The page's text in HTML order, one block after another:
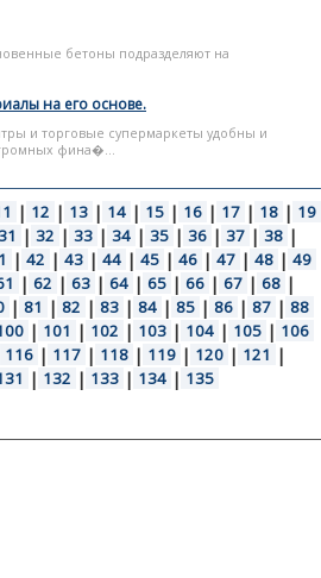
бетоны подразделяют на
на его основе.
и торговые супермаркеты удобны и
фина�...
| 12 | 13 | 14 | 15 | 16 | 17 | 18 | 19
| 32 | 33 | 34 | 35 | 36 | 37 | 38 |
| 42 | 43 | 44 | 45 | 46 | 47 | 48 | 49
| 62 | 63 | 64 | 65 | 66 | 67 | 68 |
| 81 | 82 | 83 | 84 | 85 | 86 | 87 | 88
| 101 | 102 | 103 | 104 | 105 | 106
116 | 117 | 118 | 119 | 120 | 121 |
| 132 | 133 | 134 | 135